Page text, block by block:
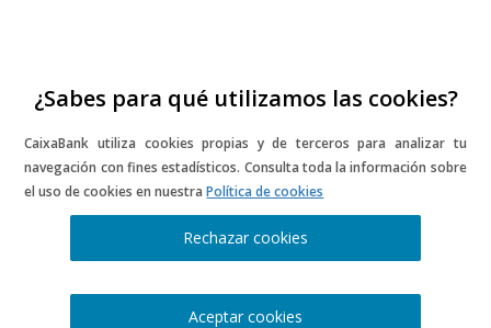
¿Sabes para qué utilizamos las cookies?
CaixaBank utiliza cookies propias y de terceros para analizar tu
navegación con fines estadísticos. Consulta toda la información sobre
el uso de cookies en nuestraPolítica de cookies
Rechazar cookies
Aceptar cookies
Randstad – Mercado De
Trabajo En El Sector De
Hostelería (Julio 2024)